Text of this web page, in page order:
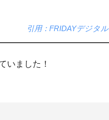
引用：FRIDAYデジタル
いました！